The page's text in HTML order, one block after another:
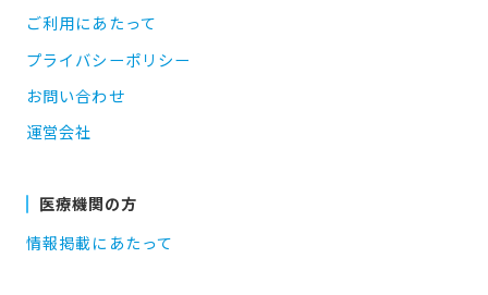
ご利用にあたって
プライバシーポリシー
お問い合わせ
運営会社
医療機関の方
情報掲載にあたって